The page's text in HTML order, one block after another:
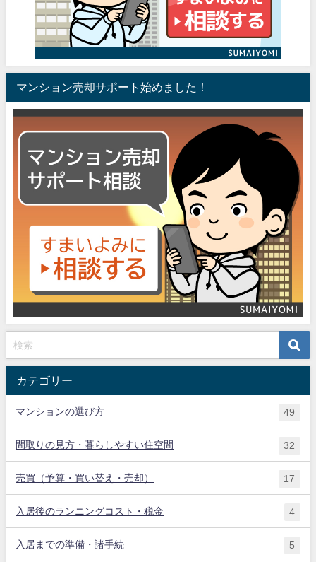
マンション売却サポート始めました！
カテゴリー
マンションの選び方 49
間取りの見方・暮らしやすい住空間 32
売買（予算・買い替え・売却） 17
入居後のランニングコスト・税金 4
入居までの準備・諸手続 5